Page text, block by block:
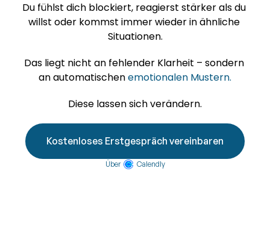
Du fühlst dich blockiert, reagierst stärker als du
willst oder kommst immer wieder in ähnliche
Situationen.
Das liegt nicht an fehlender Klarheit – sondern
an automatischen emotionalen Mustern.
Diese lassen sich verändern.
Kostenloses Erstgespräch vereinbaren
Über Calendly